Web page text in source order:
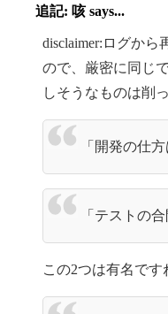
追記: 咳 says...
disclaimer:ログか
ので、厳密に同じ
しそうなものは削
「開発の仕
「テストの
この2つは有名です